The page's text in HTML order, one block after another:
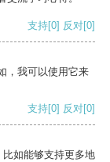
支持[0] 反对[0]
，我可以使用它来
支持[0] 反对[0]
如能够支持更多地